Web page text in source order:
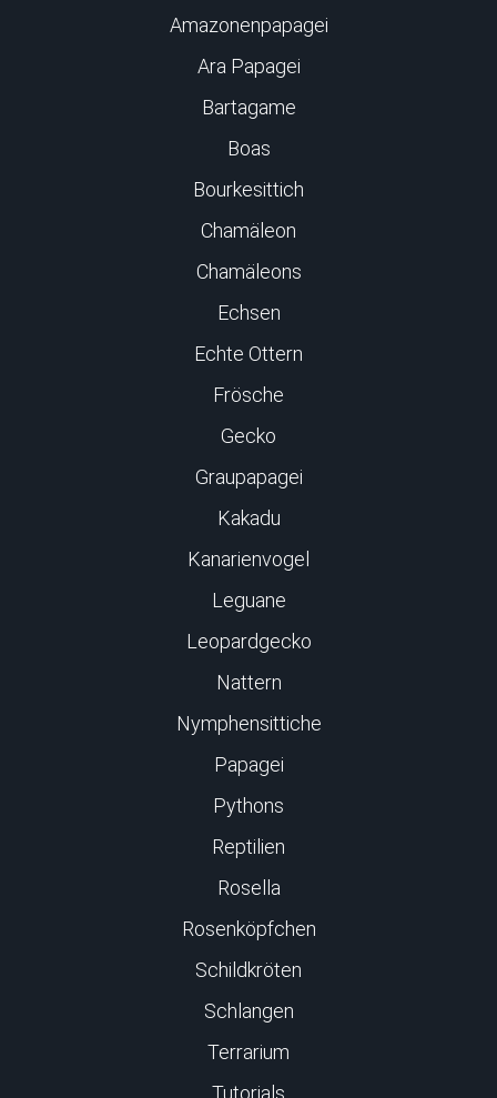
Amazonenpapagei
Ara Papagei
Bartagame
Boas
Bourkesittich
Chamäleon
Chamäleons
Echsen
Echte Ottern
Frösche
Gecko
Graupapagei
Kakadu
Kanarienvogel
Leguane
Leopardgecko
Nattern
Nymphensittiche
Papagei
Pythons
Reptilien
Rosella
Rosenköpfchen
Schildkröten
Schlangen
Terrarium
Tutorials